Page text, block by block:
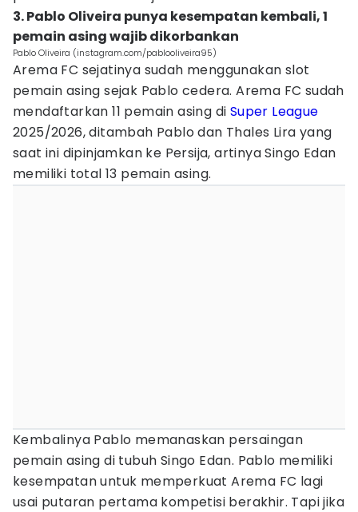
3. Pablo Oliveira punya kesempatan kembali, 1
pemain asing wajib dikorbankan
Pablo Oliveira (instagram.com/pablooliveira95)
Arema FC sejatinya sudah menggunakan slot
pemain asing sejak Pablo cedera. Arema FC sudah
mendaftarkan 11 pemain asing di Super League
2025/2026, ditambah Pablo dan Thales Lira yang
saat ini dipinjamkan ke Persija, artinya Singo Edan
memiliki total 13 pemain asing.
Kembalinya Pablo memanaskan persaingan
pemain asing di tubuh Singo Edan. Pablo memiliki
kesempatan untuk memperkuat Arema FC lagi
usai putaran pertama kompetisi berakhir. Tapi jika